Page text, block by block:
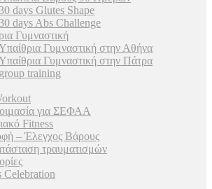
30 days Glutes Shape
30 days Abs Challenge
Γυμναστική
Γυμναστική στην Αθήνα
Γυμναστική στην Πάτρα
training
για ΣΕΦΑΑ
Fitness
– Έλεγχος Βάρους
τραυματισμών
Celebration